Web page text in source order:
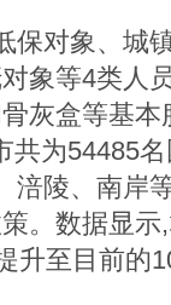
对象、城
象等4类人
灰盒等基
共为54485
涪陵、南岸
。数据显
升至目前的